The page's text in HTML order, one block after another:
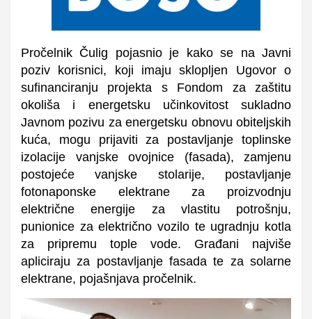
Pročelnik Čulig pojasnio je kako se na Javni
poziv korisnici, koji imaju sklopljen Ugovor o
sufinanciranju projekta s Fondom za zaštitu
okoliša i energetsku učinkovitost sukladno
Javnom pozivu za energetsku obnovu obiteljskih
kuća, mogu prijaviti za postavljanje toplinske
izolacije vanjske ovojnice (fasada), zamjenu
postojeće vanjske stolarije, postavljanje
fotonaponske elektrane za proizvodnju
električne energije za vlastitu potrošnju,
punionice za električno vozilo te ugradnju kotla
za pripremu tople vode. Građani najviše
apliciraju za postavljanje fasada te za solarne
elektrane, pojašnjava pročelnik.